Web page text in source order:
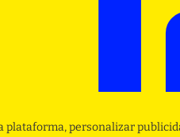
plataforma, personalizar